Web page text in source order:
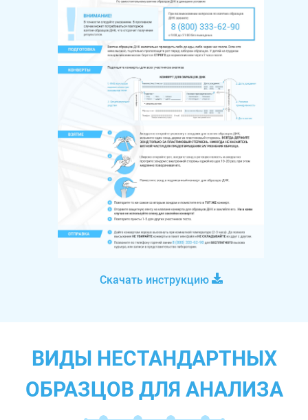
Скачать инструкцию
ВИДЫ НЕСТАНДАРТНЫХ
ОБРАЗЦОВ ДЛЯ АНАЛИЗА